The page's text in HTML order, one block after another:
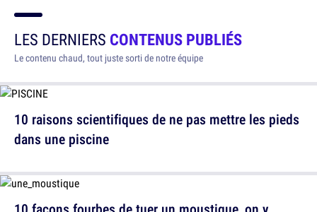
LES DERNIERS CONTENUS PUBLIÉS
Le contenu chaud, tout juste sorti de notre équipe
10 raisons scientifiques de ne pas mettre les pieds
dans une piscine